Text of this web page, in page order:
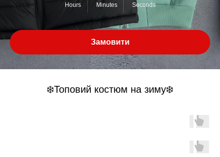
Hours Minutes Seconds
Замовити
❄️Топовий костюм на зиму❄️